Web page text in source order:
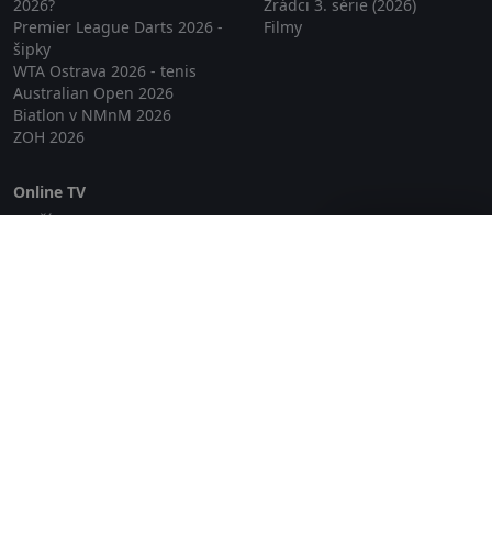
2026?
Premier League Darts 2026 -
šipky
WTA Ostrava 2026 - tenis
Australian Open 2026
Biatlon v NMnM 2026
ZOH 2026
Zrádci 3. série (2026)
Filmy
Online TV
Lepší.TV